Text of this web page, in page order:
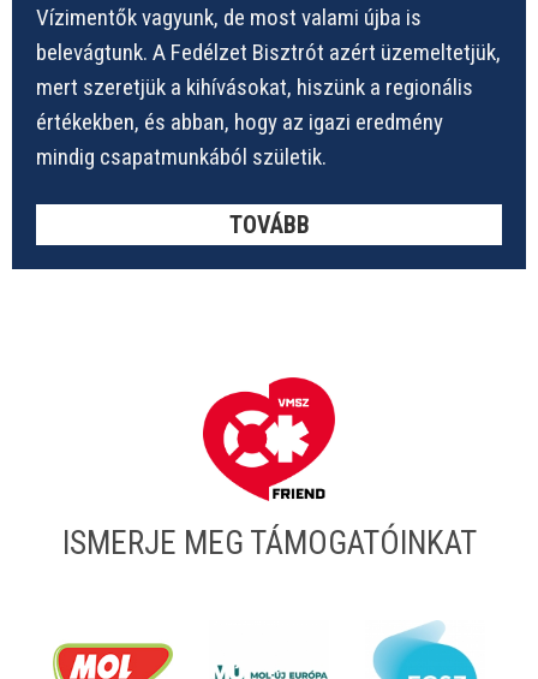
Vízimentők vagyunk, de most valami újba is
belevágtunk. A Fedélzet Bisztrót azért üzemeltetjük,
mert szeretjük a kihívásokat, hiszünk a regionális
értékekben, és abban, hogy az igazi eredmény
mindig csapatmunkából születik.
TOVÁBB
ISMERJE MEG TÁMOGATÓINKAT